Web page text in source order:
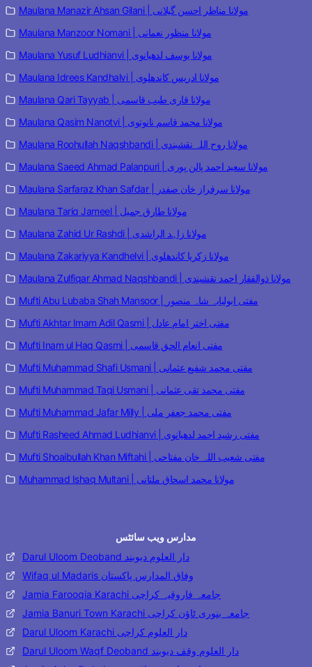
Maulana Manazir Ahsan Gilani | مولانا مناظر احسن گیلانی
Maulana Manzoor Nomani | مولانا منظور نعمانی
Maulana Yusuf Ludhianvi | مولانا یوسف لدھیانوی
Maulana Idrees Kandhalvi | مولانا ادریس کاندھلوی
Maulana Qari Tayyab | مولانا قاری طیب قاسمی
Maulana Qasim Nanotvi | مولانا محمد قاسم نانوتوی
Maulana Roohullah Naqshbandi | مولانا روح اللہ نقشبندی
Maulana Saeed Ahmad Palanpuri | مولانا سعید احمد پالن پوری
Maulana Sarfaraz Khan Safdar | مولانا سرفراز خان صفدر
Maulana Tariq Jameel | مولانا طارق جمیل
Maulana Zahid Ur Rashdi | مولانا زاہد الراشدی
Maulana Zakariyya Kandhelvi | مولانا زکریا کاندھلوی
Maulana Zulfiqar Ahmad Naqshbandi | مولانا ذوالفقار احمد نقشبندی
Mufti Abu Lubaba Shah Mansoor | مفتی ابولبابہ شاہ منصور
Mufti Akhtar Imam Adil Qasmi | مفتی اختر امام عادل
Mufti Inam ul Haq Qasmi | مفتی انعام الحق قاسمی
Mufti Muhammad Shafi Usmani | مفتی محمد شفیع عثمانی
Mufti Muhammad Taqi Usmani | مفتی محمد تقی عثمانی
Mufti Muhammad Jafar Milly | مفتی محمد جعفر ملی
Mufti Rasheed Ahmad Ludhianvi | مفتی رشید احمد لدھیانوی
Mufti Shoaibullah Khan Miftahi | مفتی شعیب اللہ خان مفتاحی
Muhammad Ishaq Multani | مولانا محمد اسحاق ملتانی
مدارس ویب سائٹس
Darul Uloom Deoband دار العلوم دیوبند
Wifaq ul Madaris وفاق المدارس پاکستان
Jamia Farooqia Karachi جامعہ فاروقیہ کراچی
Jamia Banuri Town Karachi جامعہ بنوری ٹاؤن کراچی
Darul Uloom Karachi دار العلوم کراچی
Darul Uloom Waqf Deoband دار العلوم وقف دیوبند